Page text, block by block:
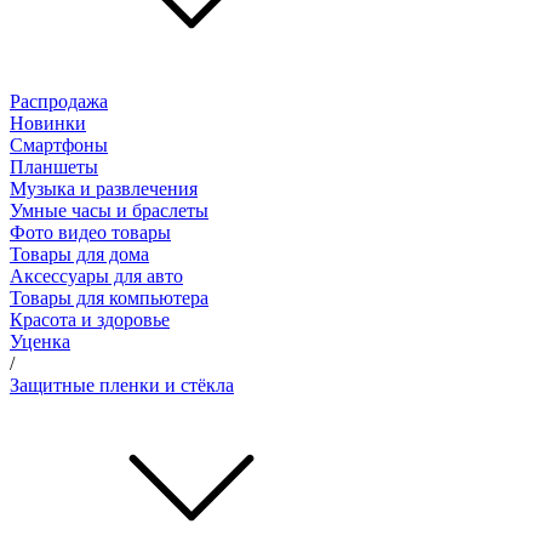
Распродажа
Новинки
Смартфоны
Планшеты
Музыка и развлечения
Умные часы и браслеты
Фото видео товары
Товары для дома
Аксессуары для авто
Товары для компьютера
Красота и здоровье
Уценка
/
Защитные пленки и стёкла